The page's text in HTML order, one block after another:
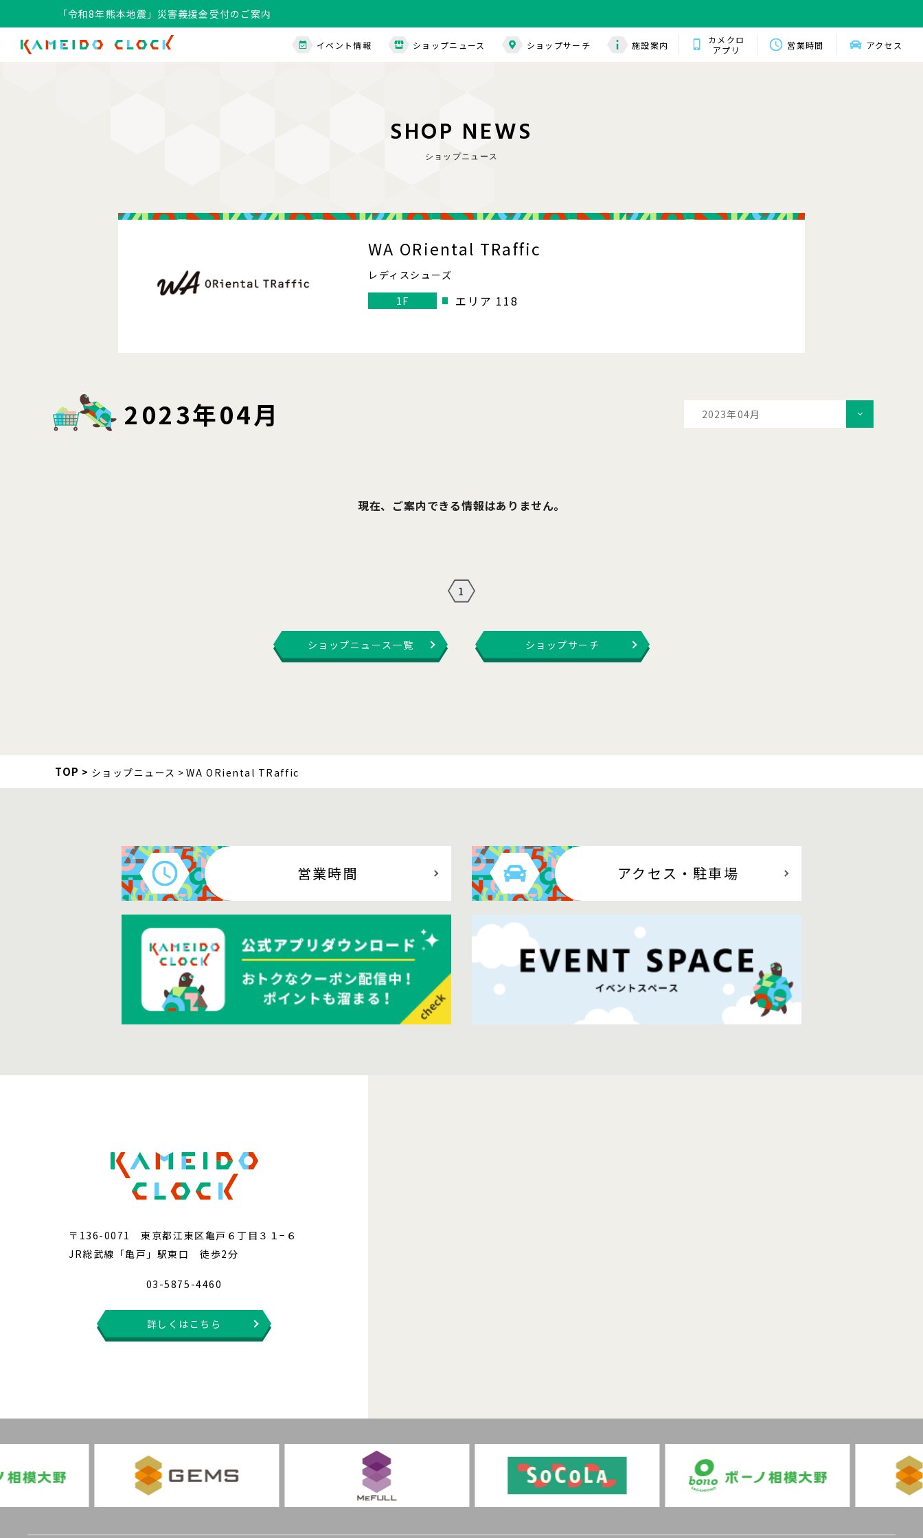
「令和8年熊本地震」災害義援金受付のご案内
イベント情報 ショップニュース ショップサーチ 施設案内
カメクロ
アプリ
営業時間 アクセス
SHOP NEWS
ショップニュース
WA ORiental TRaffic
レディスシューズ
1F
エリア 118
2023年04月
2023年04月
現在、ご案内できる情報はありません。
1
ショップニュース一覧 ショップサーチ
TOP ショップニュース WA ORiental TRaffic
営業時間 アクセス ・駐車場
〒136-0071 東京都江東区亀戸６丁目３１−６
JR総武線「亀戸」駅東口 徒歩2分
03-5875-4460
詳しくはこちら